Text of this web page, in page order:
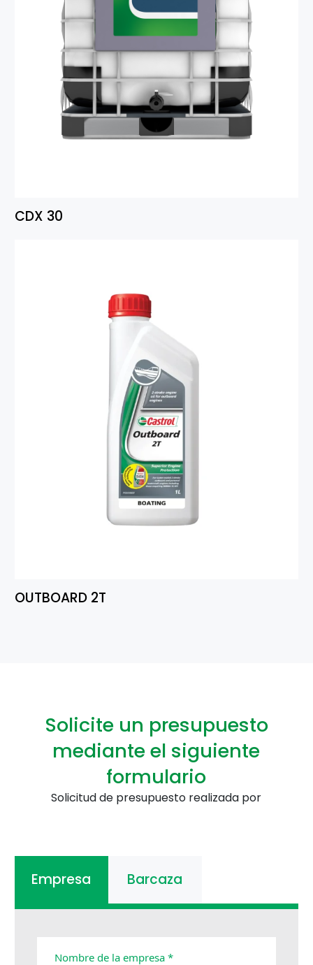
CDX 30
OUTBOARD 2T
Solicite un presupuesto
mediante el siguiente
formulario
Solicitud de presupuesto realizada por
Empresa Barcaza
Nombre de la empresa *